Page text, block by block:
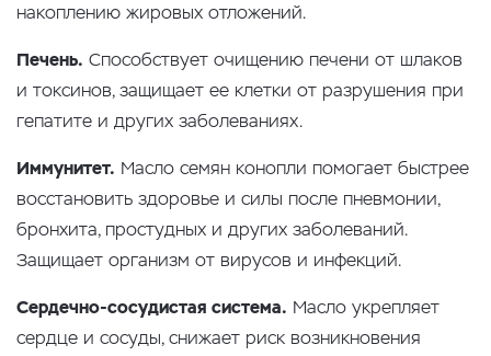
накоплению жировых отложений.
Печень. Способствует очищению печени от шлаков
и токсинов, защищает ее клетки от разрушения при
гепатите и других заболеваниях.
Иммунитет. Масло семян конопли помогает быстрее
восстановить здоровье и силы после пневмонии,
бронхита, простудных и других заболеваний.
Защищает организм от вирусов и инфекций.
Сердечно-сосудистая система. Масло укрепляет
сердце и сосуды, снижает риск возникновения